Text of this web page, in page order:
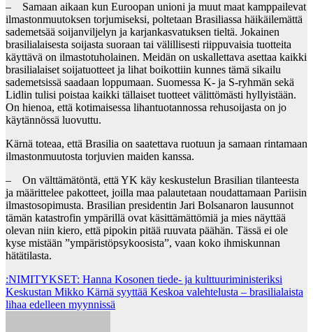
– Samaan aikaan kun Euroopan unioni ja muut maat kamppailevat
ilmastonmuutoksen torjumiseksi, poltetaan Brasiliassa häikäilemättä
sademetsää soijanviljelyn ja karjankasvatuksen tieltä. Jokainen
brasilialaisesta soijasta suoraan tai välillisesti riippuvaisia tuotteita
käyttävä on ilmastotuholainen. Meidän on uskallettava asettaa kaikki
brasilialaiset soijatuotteet ja lihat boikottiin kunnes tämä sikailu
sademetsissä saadaan loppumaan. Suomessa K- ja S-ryhmän sekä
Lidlin tulisi poistaa kaikki tällaiset tuotteet välittömästi hyllyistään.
On hienoa, että kotimaisessa lihantuotannossa rehusoijasta on jo
käytännössä luovuttu.
Kärnä toteaa, että Brasilia on saatettava ruotuun ja samaan rintamaan
ilmastonmuutosta torjuvien maiden kanssa.
– On välttämätöntä, että YK käy keskustelun Brasilian tilanteesta
ja määrittelee pakotteet, joilla maa palautetaan noudattamaan Pariisin
ilmastosopimusta. Brasilian presidentin Jari Bolsanaron lausunnot
tämän katastrofin ympärillä ovat käsittämättömiä ja mies näyttää
olevan niin kiero, että pipokin pitää ruuvata päähän. Tässä ei ole
kyse mistään ”ympäristöpsykoosista”, vaan koko ihmiskunnan
hätätilasta.
Post
navigation
:NIMITYKSET: Hanna Kosonen tiede- ja kulttuuriministeriksi
Keskustan Mikko Kärnä syyttää Keskoa valehtelusta – brasilialaista
lihaa edelleen myynnissä